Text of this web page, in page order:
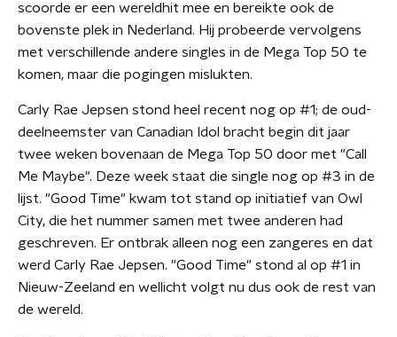
scoorde er een wereldhit mee en bereikte ook de
bovenste plek in Nederland. Hij probeerde vervolgens
met verschillende andere singles in de Mega Top 50 te
komen, maar die pogingen mislukten.
Carly Rae Jepsen stond heel recent nog op #1; de oud-
deelneemster van Canadian Idol bracht begin dit jaar
twee weken bovenaan de Mega Top 50 door met "Call
Me Maybe". Deze week staat die single nog op #3 in de
lijst. "Good Time" kwam tot stand op initiatief van Owl
City, die het nummer samen met twee anderen had
geschreven. Er ontbrak alleen nog een zangeres en dat
werd Carly Rae Jepsen. "Good Time" stond al op #1 in
Nieuw-Zeeland en wellicht volgt nu dus ook de rest van
de wereld.